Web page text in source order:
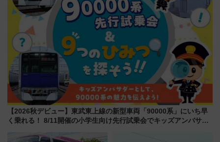
【2026秋デビュー】東武東上線の新型車両「90000系」にいち早
く乗れる！ 8/11開催の小学生向け先行試乗会でキッズアンバサダ